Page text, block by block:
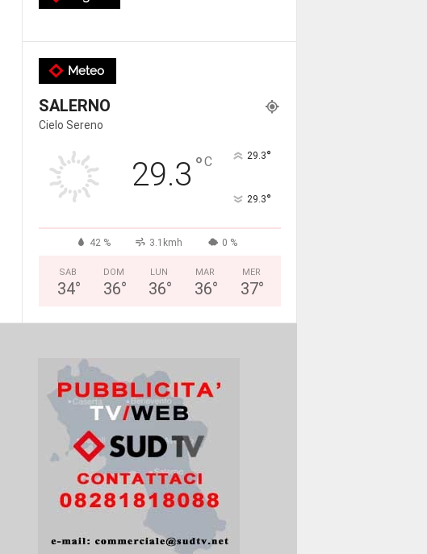
Meteo
SALERNO
Cielo Sereno
29.3 °C 29.3°
29.3°
42 % 3.1kmh 0 %
SAB
34°
DOM
36°
LUN
36°
MAR
36°
MER
37°